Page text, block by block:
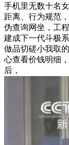
手机里无数十名
距离、行为规范
伪查询网坐，工
建成下一代斗极
做品切磋小我取
心查看价钱明细
后，